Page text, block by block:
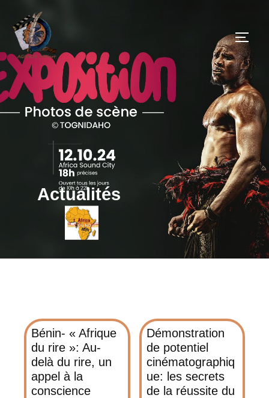
Actualités
Bénin- « Afrique
du rire »: Au-
delà du rire, un
appel à la
conscience
Démonstration
de potentiel
cinématographiq
ue: les secrets
de la réussite du